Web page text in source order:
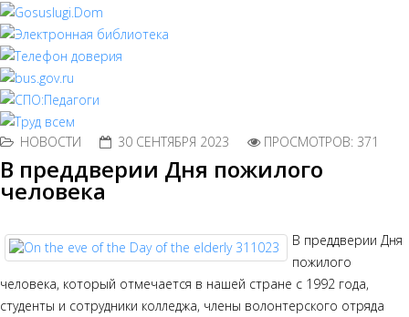
НОВОСТИ 30 СЕНТЯБРЯ 2023 ПРОСМОТРОВ: 371
В преддверии Дня пожилого
человека
В преддверии Дня
пожилого
человека, который отмечается в нашей стране с 1992 года,
студенты и сотрудники колледжа, члены волонтерского отряда